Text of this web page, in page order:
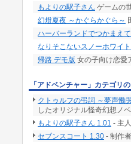
もよりの駅子さん ゲームの
幻燈夏夜 ～かぐらかぐら～
ハーバーランドでつかまえて
なりそこないスノーホワイト
帰路 デモ版 女の子向け恋愛
「アドベンチャー」カテゴリ
クトゥルフの弔詞 ～夢声慟
したオリジナル怪奇幻想ノ
もよりの駅子さん 1.01 - 主
セブンスコート 1.30 - 制作